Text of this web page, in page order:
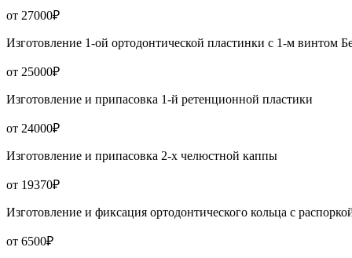
от 27000₽
Изготовление 1-ой ортодонтической пластинки с 1-м винтом
от 25000₽
Изготовление и припасовка 1-й ретенционной пластики
от 24000₽
Изготовление и припасовка 2-х челюстной каппы
от 19370₽
Изготовление и фиксация ортодонтического кольца с
от 6500₽